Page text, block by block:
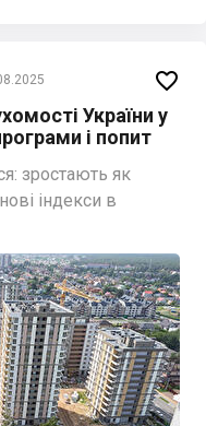
України у
і попит
зростають як
індекси в
